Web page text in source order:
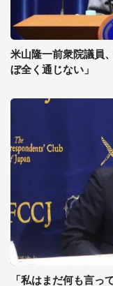
米山隆一前衆院議員
ぼ全く通じない」
「私はまだ何も言